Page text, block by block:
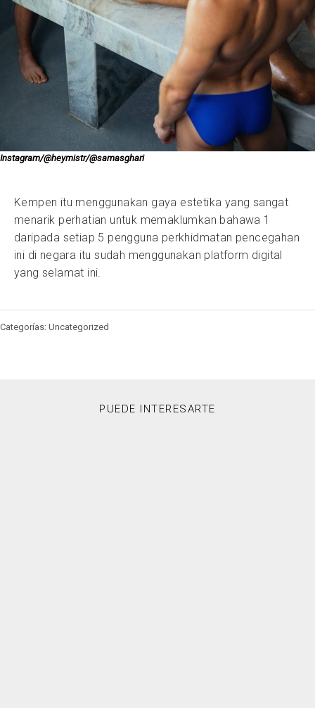
Instagram/@heymistr/@samasghari
Kempen itu menggunakan gaya estetika yang sangat
menarik perhatian untuk memaklumkan bahawa 1
daripada setiap 5 pengguna perkhidmatan pencegahan
ini di negara itu sudah menggunakan platform digital
yang selamat ini.
Categorías: Uncategorized
PUEDE INTERESARTE